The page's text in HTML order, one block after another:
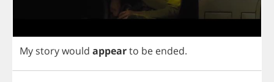
My storywould appearto be ended.